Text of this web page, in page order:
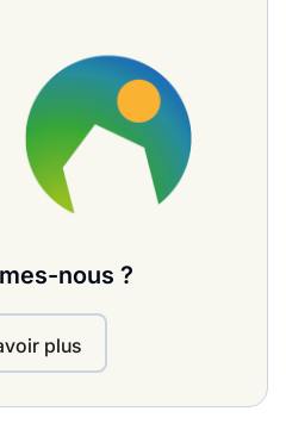
nous ?
plus